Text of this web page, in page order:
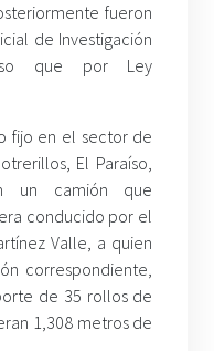
fueron
de Investigación
que por Ley
fijo en el sector de
El Paraíso,
un camión que
conducido por el
Valle, a quien
correspondiente,
de 35 rollos de
1,308 metros de